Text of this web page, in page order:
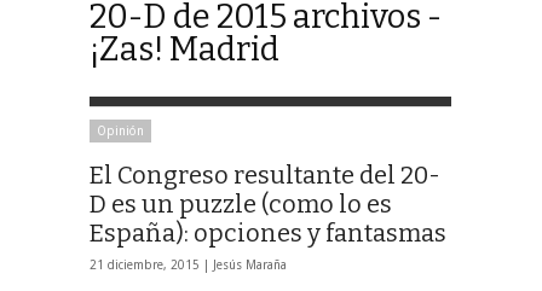
20-D de 2015 archivos -
¡Zas! Madrid
Opinión
El Congreso resultante del 20-
D es un puzzle (como lo es
España): opciones y fantasmas
21 diciembre, 2015 | Jesús Maraña